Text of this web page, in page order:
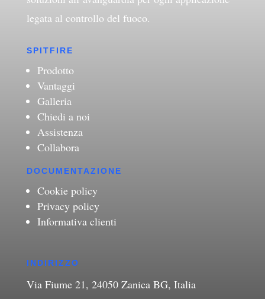
legata al controllo del fuoco.
SPITFIRE
Prodotto
Vantaggi
Galleria
Chiedi a noi
Assistenza
Collabora
DOCUMENTAZIONE
Cookie policy
Privacy policy
Informativa clienti
INDIRIZZO
Via Fiume 21, 24050 Zanica BG, Italia